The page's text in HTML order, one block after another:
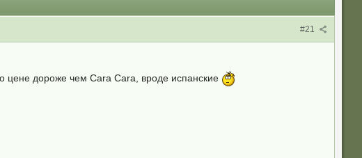
#21
цене дороже чем Cara Cara, вроде испанские